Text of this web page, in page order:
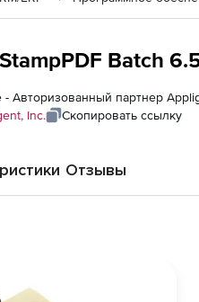
Batch
- Авторизованный партнер
Inc. Скопировать ссылку
Отзывы